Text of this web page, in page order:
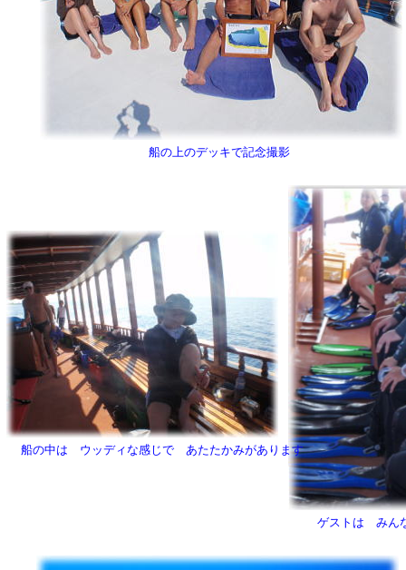
ゲストは みん
船の中は ウッディな感じで あたたかみがあります
船の上のデッキで記念撮影